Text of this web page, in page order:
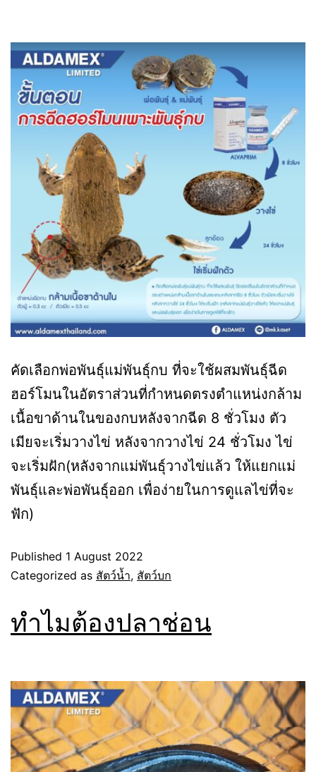
คัดเลือกพ่อพันธุ์แม่พันธุ์กบ ที่จะใช้ผสมพันธ์ุฉีด
ฮอร์โมนในอัตราส่วนที่กำหนดตรงตำแหน่งกล้าม
เนื้อขาด้านในของกบหลังจากฉีด 8 ชั่วโมง ตัว
เมียจะเริ่มวางไข่ หลังจากวางไข่ 24 ชั่วโมง ไข่
จะเริ่มฝัก(หลังจากแม่พันธุ์วางไข่แล้ว ให้แยกแม่
พันธุ์และพ่อพันธุ์ออก เพื่อง่ายในการดูแลไข่ที่จะ
ฟัก)
Published 1 August 2022
Categorized as สัตว์น้ำ, สัตว์บก
ทำไมต้องปลาช่อน